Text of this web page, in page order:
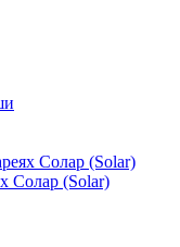
Солар (Solar)
Солар (Solar)